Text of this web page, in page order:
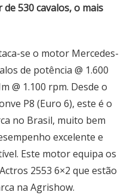
530 cavalos, o mais
se o motor Mercedes-
de potência @ 1.600
@ 1.100 rpm. Desde o
P8 (Euro 6), este é o
no Brasil, muito bem
excelente e
Este motor equipa os
2553 6×2 que estão
na Agrishow.